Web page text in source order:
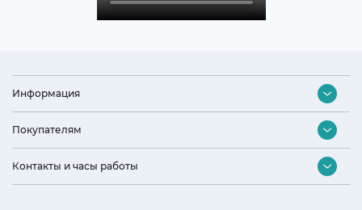
Информация
Контакты
Оптовый отдел
Дизайнерам и архитекторам
Наши партнеры
Покупателям
Подбор бытовой техники
Акции и скидки
Контакты и часы работы